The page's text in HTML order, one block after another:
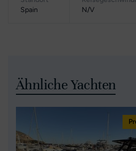
Spain
N/V
Ähnliche Yachten